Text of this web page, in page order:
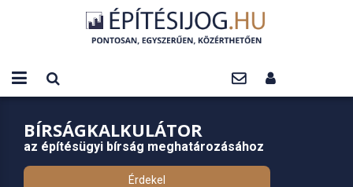
BÍRSÁGKALKULÁTOR
az építésügyi bírság meghatározásához
Érdekel